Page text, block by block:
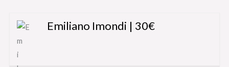
Emiliano Imondi | 30€